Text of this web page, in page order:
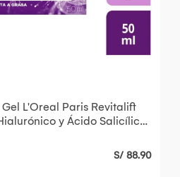
L'Oreal Paris Revitalift
y Ácido Salicílico
S/ 88.90